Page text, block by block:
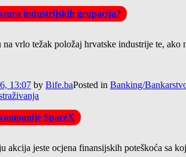
industrijskih grupacija?
vrlo težak položaj hrvatske industrije te, ako
13:07 by Bife.baPosted in Banking/
SpaceX
jeste ocjena finansijskih poteškoća sa